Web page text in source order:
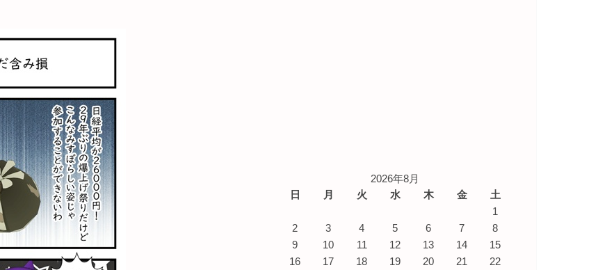
2026年8月
日
月 火 水 木 金
土
1
2
3 4 5 6 7
8
9
10 11 12 13 14
15
16
17 18 19 20 21 22